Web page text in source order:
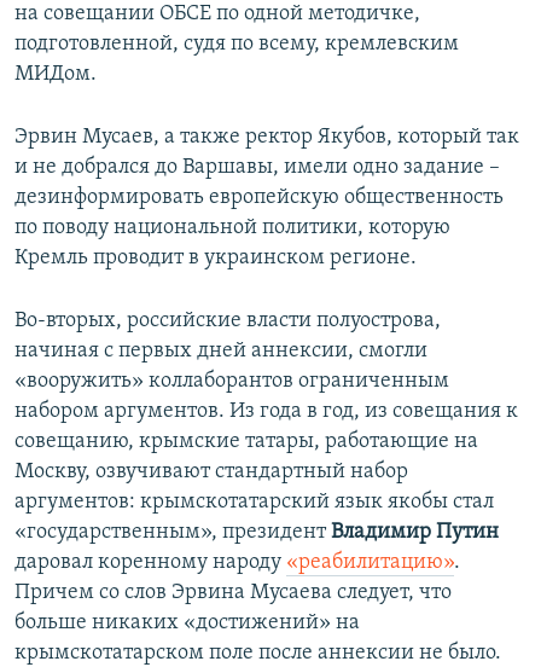
на совещании ОБСЕ по одной методичке,
подготовленной, судя по всему, кремлевским
МИДом.
Эрвин Мусаев, а также ректор Якубов, который так
и не добрался до Варшавы, имели одно задание –
дезинформировать европейскую общественность
по поводу национальной политики, которую
Кремль проводит в украинском регионе.
Во-вторых, российские власти полуострова,
начиная с первых дней аннексии, смогли
«вооружить» коллаборантов ограниченным
набором аргументов. Из года в год, из совещания к
совещанию, крымские татары, работающие на
Москву, озвучивают стандартный набор
аргументов: крымскотатарский язык якобы стал
«государственным», президентВладимир Путин
даровал коренному народу «реабилитацию».
Причем со слов Эрвина Мусаева следует, что
больше никаких «достижений» на
крымскотатарском поле после аннексии не было.